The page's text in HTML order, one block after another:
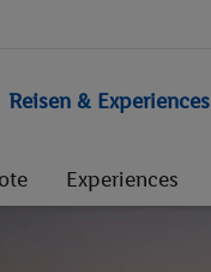
Reisen & Experiences
Experiences